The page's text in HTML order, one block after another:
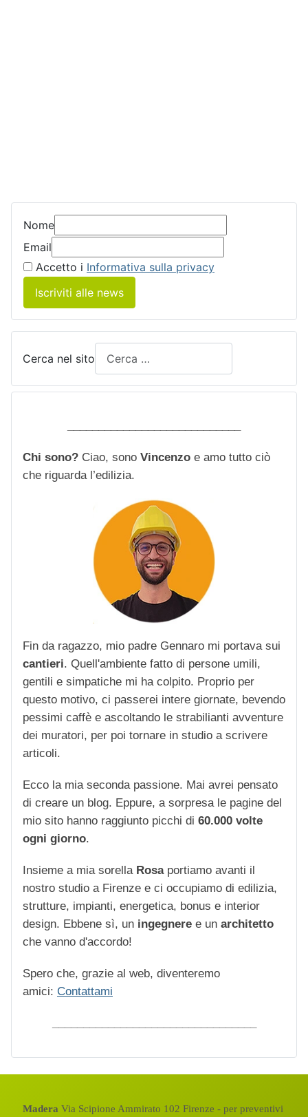
Nome
Email
Accetto i Informativa sulla privacy
Iscriviti alle news
Cerca nel sito
Chi sono? Ciao, sono Vincenzo e amo tutto ciò
che riguarda l’edilizia.
Fin da ragazzo, mio padre Gennaro mi portava sui
cantieri. Quell'ambiente fatto di persone umili,
gentili e simpatiche mi ha colpito. Proprio per
questo motivo, ci passerei intere giornate, bevendo
pessimi caffè e ascoltando le strabilianti avventure
dei muratori, per poi tornare in studio a scrivere
articoli.
Ecco la mia seconda passione. Mai avrei pensato
di creare un blog. Eppure, a sorpresa le pagine del
mio sito hanno raggiunto picchi di 60.000 volte
ogni giorno.
Insieme a mia sorella Rosaportiamo avanti il
nostro studio a Firenze e ci occupiamo di edilizia,
strutture, impianti, energetica, bonus e interior
design. Ebbene sì, un ingegnere e un architetto
che vanno d'accordo!
Spero che, grazie al web, diventeremo
amici: Contattami
Madera Via Scipione Ammirato 102 Firenze - per preventivi